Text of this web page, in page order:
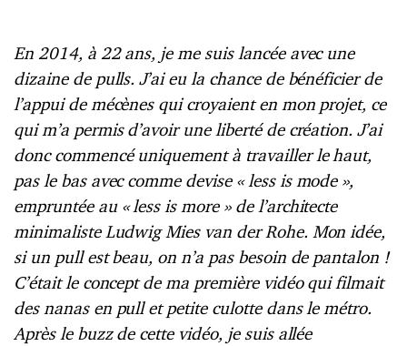
En 2014, à 22 ans, je me suis lancée avec une
dizaine de pulls. J’ai eu la chance de bénéficier de
l’appui de mécènes qui croyaient en mon projet, ce
qui m’a permis d’avoir une liberté de création. J’ai
donc commencé uniquement à travailler le haut,
pas le bas avec comme devise « less is mode »,
empruntée au « less is more » de l’architecte
minimaliste Ludwig Mies van der Rohe. Mon idée,
si un pull est beau, on n’a pas besoin de pantalon !
C’était le concept de ma première vidéo qui filmait
des nanas en pull et petite culotte dans le métro.
Après le buzz de cette vidéo, je suis allée